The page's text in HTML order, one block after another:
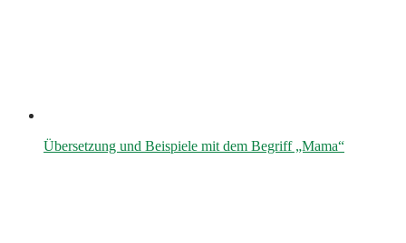
Übersetzung und Beispiele mit dem Begriff „Mama“